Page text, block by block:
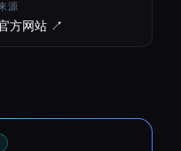
源
方网站 ↗︎